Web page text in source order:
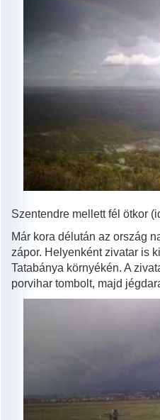
Szentendre mellett fél ötkor
Már kora délután az ország
zápor. Helyenként zivatar is
Tatabánya környékén. A
porvihar tombolt, majd